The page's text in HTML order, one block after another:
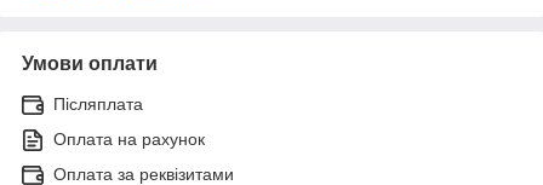
Умови оплати
Післяплата
Оплата на рахунок
Оплата за реквізитами